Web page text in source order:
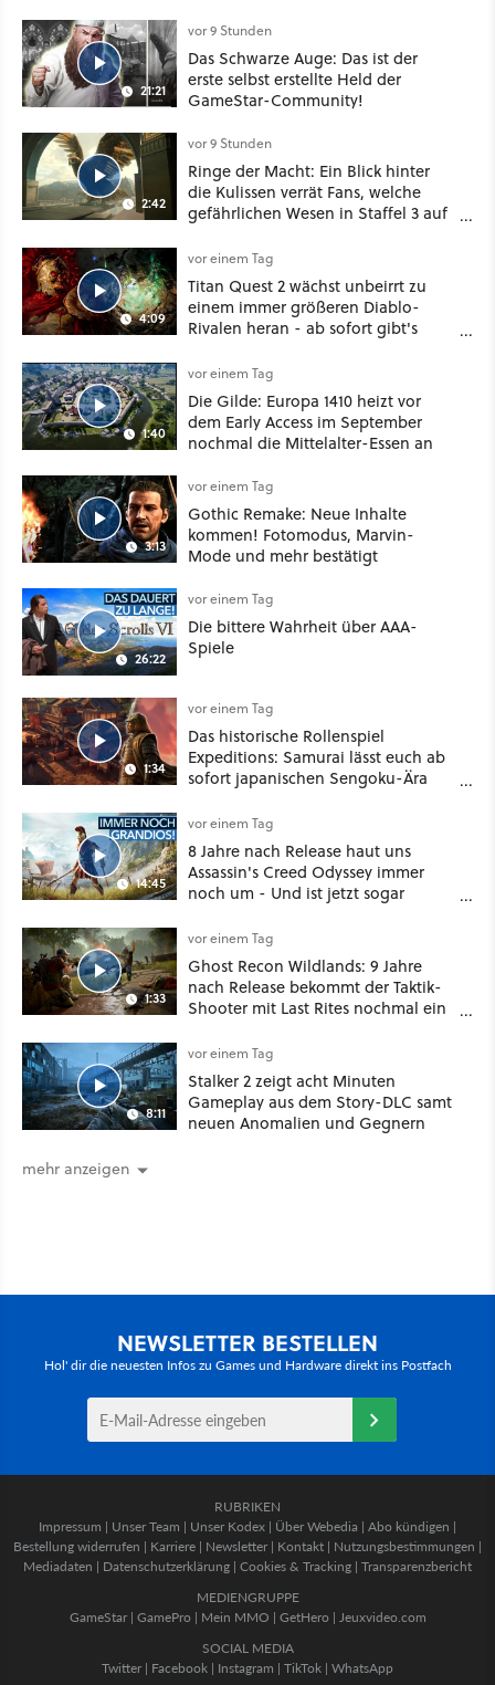
21:21
vor 9 Stunden
Das Schwarze Auge: Das ist der
erste selbst erstellte Held der
GameStar-Community!
2:42
vor 9 Stunden
Ringe der Macht: Ein Blick hinter
die Kulissen verrät Fans, welche
gefährlichen Wesen in Staffel 3 auf
4:09
vor einem Tag
Titan Quest 2 wächst unbeirrt zu
einem immer größeren Diablo-
Rivalen heran - ab sofort gibt's
Klasse
1:40
vor einem Tag
Die Gilde: Europa 1410 heizt vor
dem Early Access im September
nochmal die Mittelalter-Essen an
3:13
vor einem Tag
Gothic Remake: Neue Inhalte
kommen! Fotomodus, Marvin-
Mode und mehr bestätigt
26:22
vor einem Tag
Die bittere Wahrheit über AAA-
Spiele
1:34
vor einem Tag
Das historische Rollenspiel
Expeditions: Samurai lässt euch ab
sofort japanischen Sengoku-Ära
oder Diplomatie
14:45
vor einem Tag
8 Jahre nach Release haut uns
Assassin's Creed Odyssey immer
noch um - Und ist jetzt sogar
1:33
vor einem Tag
Ghost Recon Wildlands: 9 Jahre
nach Release bekommt der Taktik-
Shooter mit Last Rites nochmal ein
8:11
vor einem Tag
Stalker 2 zeigt acht Minuten
Gameplay aus dem Story-DLC samt
neuen Anomalien und Gegnern
mehr anzeigen
NEWSLETTER BESTELLEN
Hol' dir die neuesten Infos zu Games und Hardware direkt ins Postfach
RUBRIKEN
Impressum | Unser Team | Unser Kodex | Über Webedia | Abo kündigen |
Bestellung widerrufen | Karriere | Newsletter | Kontakt | Nutzungsbestimmungen |
Mediadaten | Datenschutzerklärung | Cookies & Tracking | Transparenzbericht
MEDIENGRUPPE
GameStar| GamePro | Mein MMO | GetHero | Jeuxvideo.com
SOCIAL MEDIA
Twitter | Facebook | Instagram | TikTok | WhatsApp